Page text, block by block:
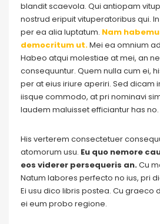
blandit scaevola. Qui antiopam
nostrud eripuit vituperatoribus qui.
per ea alia luptatum. Nam
democritum ut.Mei ea omnium
Habeo atqui molestiae at mei, an
consequuntur. Quem nulla cum ei,
per at eius iriure aperiri. Sed dicam
iisque commodo, at pri nominavi
laudem maluisset efficiantur has no.
His verterem consectetuer
atomorum usu. Eu quo nemore
eos viderer persequeris an.Cu
Natum labores perfecto no ius, pri
Ei usu dico libris postea. Cu graeco
ei eum probo regione.